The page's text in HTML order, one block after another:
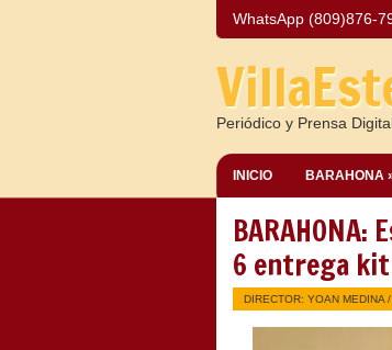
WhatsApp (809)876-
Periódico y Prensa
INICIO BARAHONA
6 entrega
DIRECTOR: YOAN MEDINA /